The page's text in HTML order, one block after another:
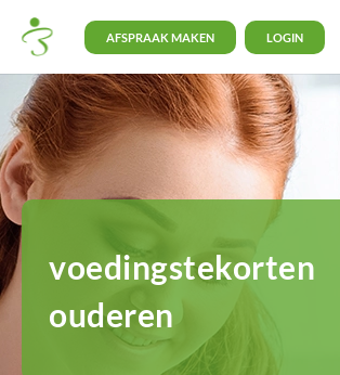
AFSPRAAK MAKEN LOGIN
voedingstekorten
ouderen